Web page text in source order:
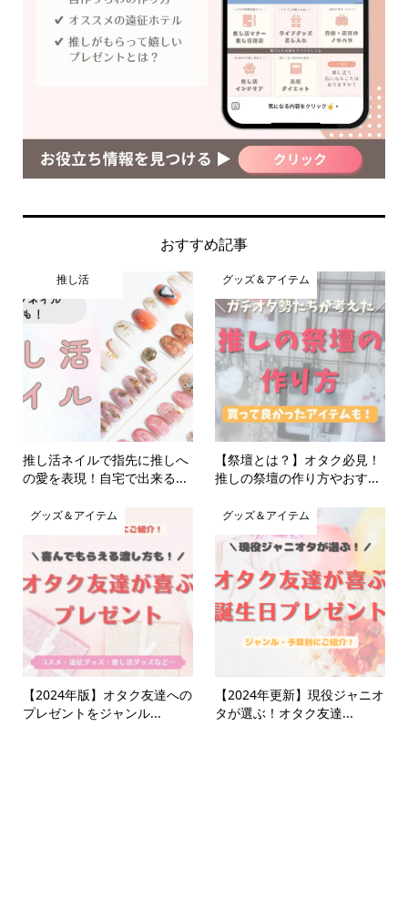
おすすめ記事
推し活
推し活ネイルで指先に推しへ
の愛を表現！自宅で出来る...
グッズ＆アイテム
【祭壇とは？】オタク必見！
推しの祭壇の作り方やおす...
グッズ＆アイテム
【2024年版】オタク友達への
プレゼントをジャンル...
グッズ＆アイテム
【2024年更新】現役ジャニオ
タが選ぶ！オタク友達...